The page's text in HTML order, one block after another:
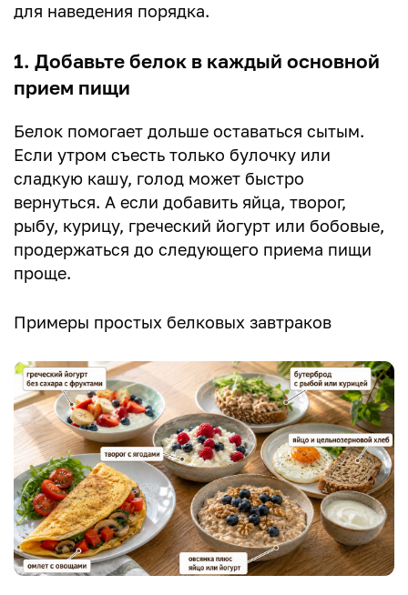
для наведения порядка.
1. Добавьте белок в каждый основной
прием пищи
Белок помогает дольше оставаться сытым.
Если утром съесть только булочку или
сладкую кашу, голод может быстро
вернуться. А если добавить яйца, творог,
рыбу, курицу, греческий йогурт или бобовые,
продержаться до следующего приема пищи
проще.
Примеры простых белковых завтраков